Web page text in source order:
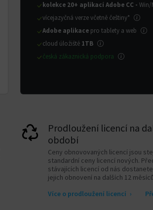
kolekce 20+ aplikací Adobe CC - Win/
vícejazyčná verze včetně češtiny*
Adobe aplikace pro tablety a web
cloud úložiště 1TB
česká zákaznická podpora
Prodloužení licencí na
období
Ceny obnovovaných licencí jsou
standardní ceny licencí nových.
stávajících licencí od nás
jejich obnovení na dalších 12
Více o prodloužení licencí ›